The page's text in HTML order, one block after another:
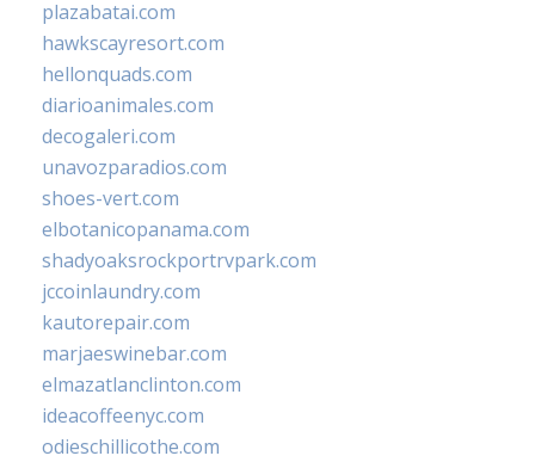
plazabatai.com
hawkscayresort.com
hellonquads.com
diarioanimales.com
decogaleri.com
unavozparadios.com
shoes-vert.com
elbotanicopanama.com
shadyoaksrockportrvpark.com
jccoinlaundry.com
kautorepair.com
marjaeswinebar.com
elmazatlanclinton.com
ideacoffeenyc.com
odieschillicothe.com